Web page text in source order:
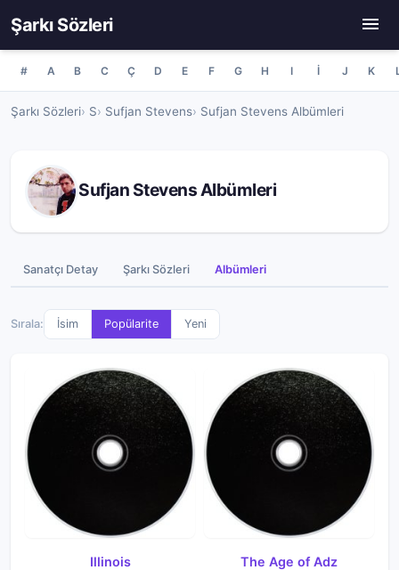
Şarkı Sözleri
# A B C Ç D E F G H I İ J K
Şarkı Sözleri S Sufjan Stevens Sufjan Stevens Albümleri
Sufjan Stevens Albümleri
Sanatçı Detay Şarkı Sözleri Albümleri
Sırala: İsim Popülarite Yeni
Illinois The Age of Adz